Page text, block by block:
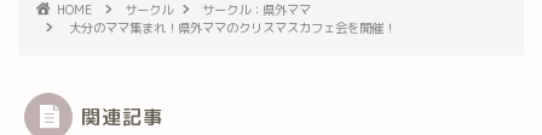
HOME サークル
サークル：県外ママ
大分のママ集まれ！県外ママのクリスマスカフェ会を開催！
関連記事